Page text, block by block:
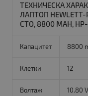
ТЕХНИЧЕСКА
ЛАПТОП HEWLETT-
CTO, 8800 MAH,
Капацитет 8800
Клетки 12
Волтаж 10.80 V